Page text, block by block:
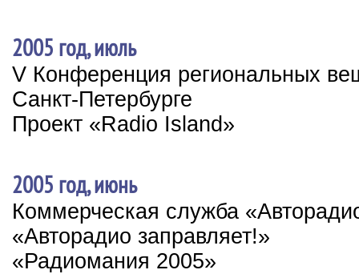
2005 год, июль
V Конференция региональных
Санкт-Петербурге
Проект «Radio Island»
2005 год, июнь
Коммерческая служба
«Авторадио заправляет!»
«Радиомания 2005»